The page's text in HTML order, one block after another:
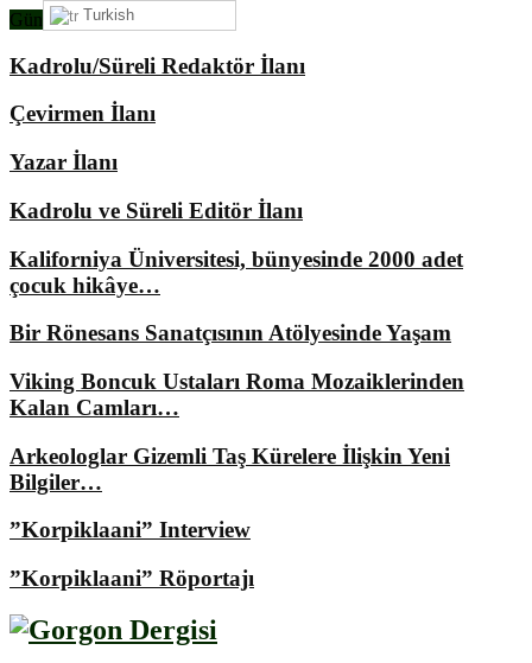
Gündemimizde Ne Var?
Kadrolu/Süreli Redaktör İlanı
Çevirmen İlanı
Yazar İlanı
Kadrolu ve Süreli Editör İlanı
Kaliforniya Üniversitesi, bünyesinde 2000 adet
çocuk hikâye…
Bir Rönesans Sanatçısının Atölyesinde Yaşam
Viking Boncuk Ustaları Roma Mozaiklerinden
Kalan Camları…
Arkeologlar Gizemli Taş Kürelere İlişkin Yeni
Bilgiler…
”Korpiklaani” Interview
”Korpiklaani” Röportajı
Turkish